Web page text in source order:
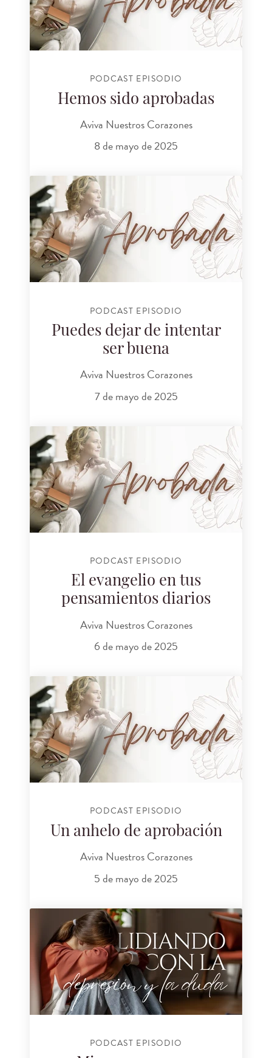
PODCAST EPISODIO
Hemos sido aprobadas
Aviva Nuestros Corazones
8 de mayo de 2025
PODCAST EPISODIO
Puedes dejar de intentar
ser buena
Aviva Nuestros Corazones
7 de mayo de 2025
PODCAST EPISODIO
El evangelio en tus
pensamientos diarios
Aviva Nuestros Corazones
6 de mayo de 2025
PODCAST EPISODIO
Un anhelo de aprobación
Aviva Nuestros Corazones
5 de mayo de 2025
PODCAST EPISODIO